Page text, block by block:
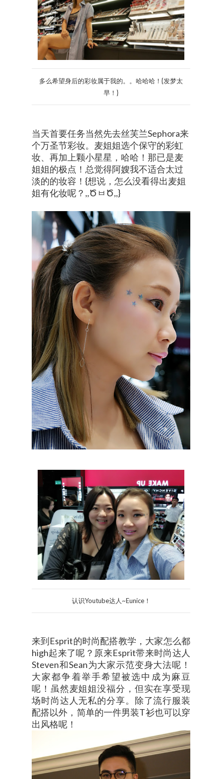
多么希望身后的彩妆属于我的。。哈哈哈！{发梦太
早！}
当天首要任务当然先去丝芙兰Sephora来
个万圣节彩妆。麦姐姐选个保守的彩虹
妆、再加上颗小星星，哈哈！那已是麦
姐姐的极点！总觉得阿嫂我不适合太过
淡的的妆容！{想说，怎么没看得出麦姐
姐有化妆呢？,,ԾㅂԾ,,}
认识Youtube达人~Eunice！
来到Esprit的时尚配搭教学，大家怎么都
high起来了呢？原来Esprit带来时尚达人
Steven和Sean为大家示范变身大法呢！
大家都争着举手希望被选中成为麻豆
呢！虽然麦姐姐没福分，但实在享受现
场时尚达人无私的分享。除了流行服装
配搭以外，简单的一件男装T衫也可以穿
出风格呢！